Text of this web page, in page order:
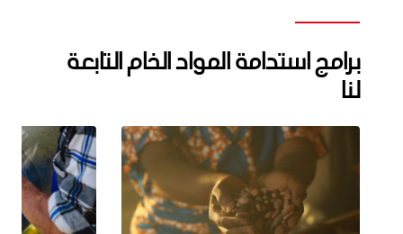
برامج استدامة المواد الخام التابعة
لنا